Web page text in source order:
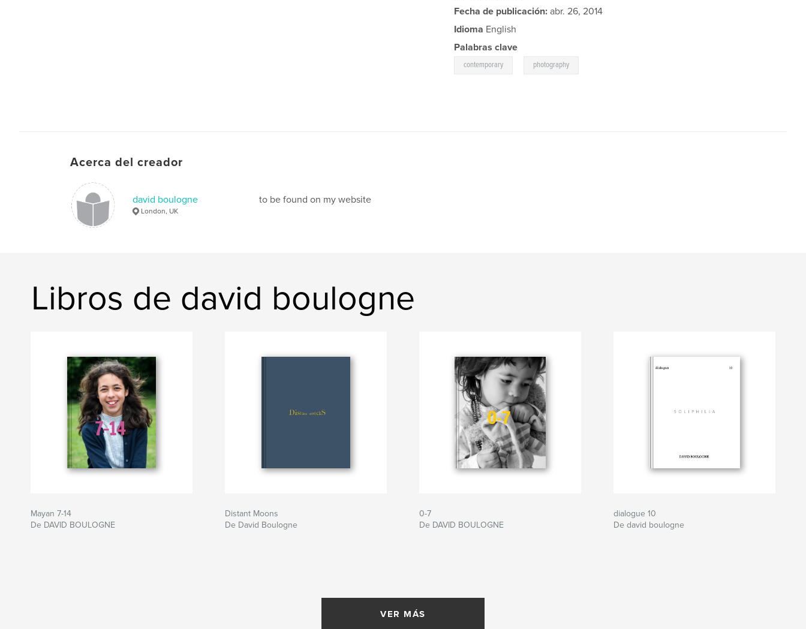
Fecha de publicación: abr. 26, 2014
Idioma English
Palabras clave
contemporary photography
Acerca del creador
david boulogne
London, UK
to be found on my website
Libros de david boulogne
Mayan 7-14
De DAVID BOULOGNE
Distant Moons
De David Boulogne
0-7
De DAVID BOULOGNE
dialogue 10
De david boulogne
VER MÁS